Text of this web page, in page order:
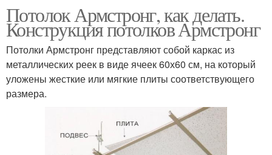
Потолок Армстронг, как делать.
Конструкция потолков Армстронг
Потолки Армстронг представляют собой каркас из
металлических реек в виде ячеек 60х60 см, на который
уложены жесткие или мягкие плиты соответствующего
размера.